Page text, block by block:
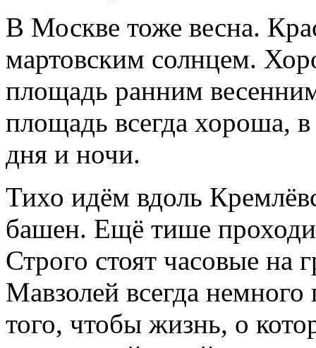
В Москве тоже весна.
мартовским солнцем.
площадь ранним
площадь всегда хороша,
дня и ночи.
Тихо идём вдоль
башен. Ещё тише
Строго стоят часовые на
Мавзолей всегда
того, чтобы жизнь, о